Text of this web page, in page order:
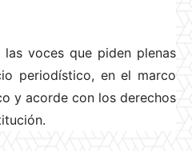
las voces que piden plenas
periodístico, en el marco
y acorde con los derechos